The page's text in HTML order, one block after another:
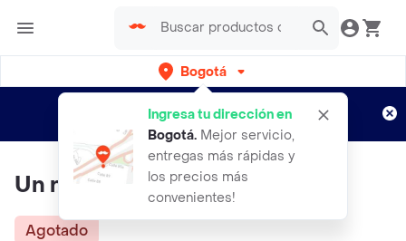
Bogotá
Ingresa tu dirección en
Bogotá. Mejor servicio,
entregas más rápidas y
los precios más
convenientes!
envíos gratis por semanas
Aplican TyC
Un renacuajo
Agotado